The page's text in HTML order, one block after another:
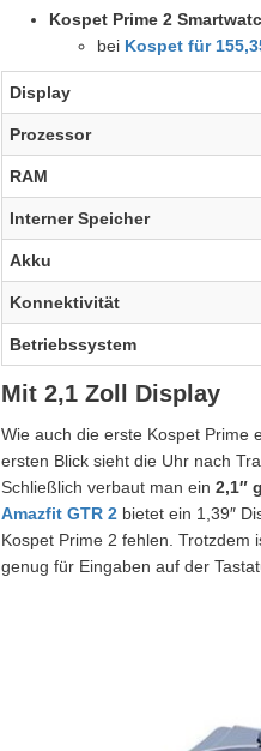
Kospet Prime 2
bei Kospet für
Display
Prozessor
RAM
Interner Speicher
Akku
Konnektivität
Betriebssystem
Mit 2,1 Zoll Display
Wie auch die erste Kospet Prime
ersten Blick sieht die Uhr nach
Schließlich verbaut man ein 2,1″
Amazfit GTR 2 bietet ein 1,39″
Kospet Prime 2 fehlen. Trotzdem
genug für Eingaben auf der